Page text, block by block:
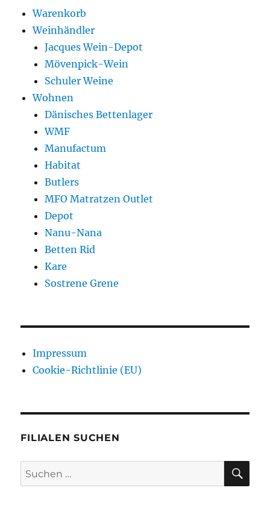
Warenkorb
Weinhändler
Jacques Wein-Depot
Mövenpick-Wein
Schuler Weine
Wohnen
Dänisches Bettenlager
WMF
Manufactum
Habitat
Butlers
MFO Matratzen Outlet
Depot
Nanu-Nana
Betten Rid
Kare
Sostrene Grene
Impressum
Cookie-Richtlinie (EU)
FILIALEN SUCHEN
Suchen
nach: